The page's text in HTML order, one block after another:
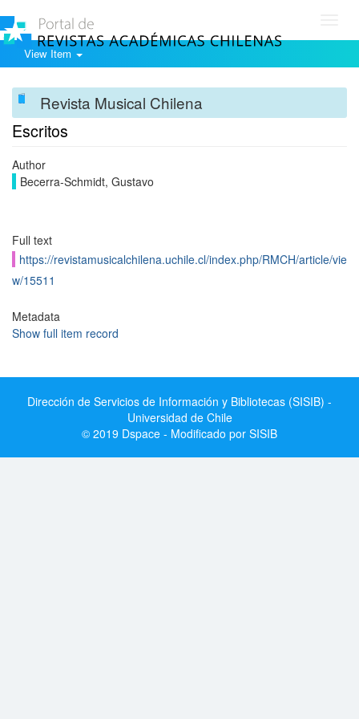
View Item
Revista Musical Chilena
Escritos
Author
Becerra-Schmidt, Gustavo
Full text
https://revistamusicalchilena.uchile.cl/index.php/RMCH/article/vie
w/15511
Metadata
Show full item record
Dirección de Servicios de Información y Bibliotecas (SISIB) -
Universidad de Chile
© 2019 Dspace - Modificado por SISIB